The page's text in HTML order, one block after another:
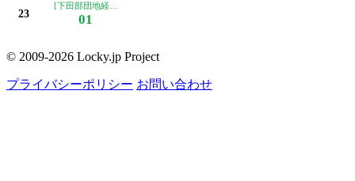
23
[下田部団地経由車庫前]
01
© 2009-2026 Locky.jp Project
プライバシーポリシー お問い合わせ